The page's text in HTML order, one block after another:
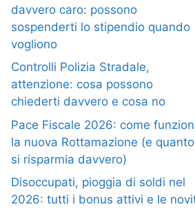
davvero caro: possono
sospenderti lo stipendio quando
vogliono
Controlli Polizia Stradale,
attenzione: cosa possono
chiederti davvero e cosa no
Pace Fiscale 2026: come
la nuova Rottamazione (e quanto
si risparmia davvero)
Disoccupati, pioggia di soldi nel
2026: tutti i bonus attivi e le